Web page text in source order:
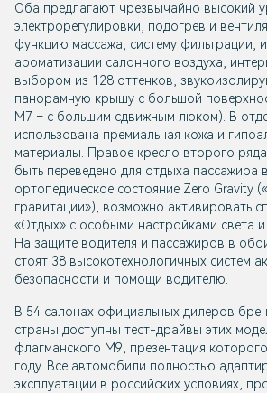
Оба предлагают чрезвычайно высокий
электрорегулировки, подогрев и
функцию массажа, систему фильтрации,
ароматизации салонного воздуха,
выбором из 128 оттенков,
панорамную крышу с большой
М7 – с большим сдвижным люком). В
использована премиальная кожа и
материалы. Правое кресло второго
быть переведено для отдыха пассажира
ортопедическое состояние Zero Gravity
гравитации»), возможно активировать
«Отдых» с особыми настройками света
На защите водителя и пассажиров в
стоят 38 высокотехнологичных систем
безопасности и помощи водителю.
В 54 салонах официальных дилеров
страны доступны тест-драйвы этих
флагманского М9, презентация
году. Все автомобили полностью
эксплуатации в российских условиях,